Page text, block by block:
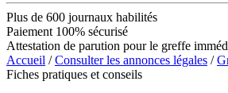
Plus de 600 journaux habilités
Paiement 100% sécurisé
Attestation de parution pour le greffe
Accueil /Consulter les annonces légales /
Fiches pratiques et conseils